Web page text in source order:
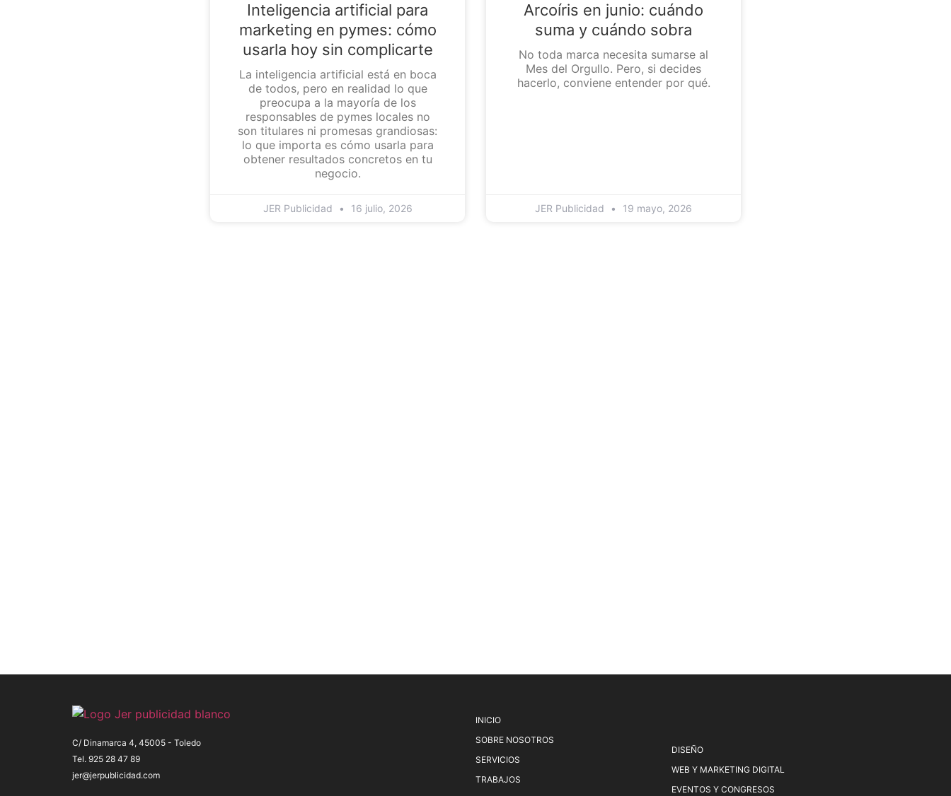
Inteligencia artificial para
marketing en pymes: cómo
usarla hoy sin complicarte
La inteligencia artificial está en boca
de todos, pero en realidad lo que
preocupa a la mayoría de los
responsables de pymes locales no
son titulares ni promesas grandiosas:
lo que importa es cómo usarla para
obtener resultados concretos en tu
negocio.
JER Publicidad 16 julio, 2026
Arcoíris en junio: cuándo
suma y cuándo sobra
No toda marca necesita sumarse al
Mes del Orgullo. Pero, si decides
hacerlo, conviene entender por qué.
JER Publicidad 19 mayo, 2026
C/ Dinamarca 4, 45005 - Toledo
Tel. 925 28 47 89
jer@jerpublicidad.com
INICIO
SOBRE NOSOTROS
SERVICIOS
TRABAJOS
DISEÑO
WEB Y MARKETING DIGITAL
EVENTOS Y CONGRESOS